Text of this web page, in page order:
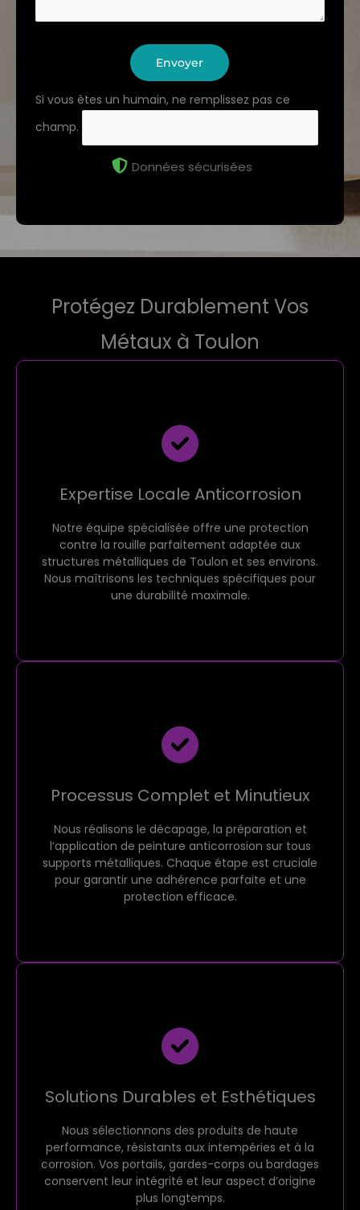
Envoyer
Si vous êtes un humain, ne remplissez pas ce
champ.
Données sécurisées
Protégez Durablement Vos
Métaux à Toulon
Expertise Locale Anticorrosion
Notre équipe spécialisée offre une protection
contre la rouille parfaitement adaptée aux
structures métalliques de Toulon et ses environs.
Nous maîtrisons les techniques spécifiques pour
une durabilité maximale.
Processus Complet et Minutieux
Nous réalisons le décapage, la préparation et
l’application de peinture anticorrosion sur tous
supports métalliques. Chaque étape est cruciale
pour garantir une adhérence parfaite et une
protection efficace.
Solutions Durables et Esthétiques
Nous sélectionnons des produits de haute
performance, résistants aux intempéries et à la
corrosion. Vos portails, gardes-corps ou bardages
conservent leur intégrité et leur aspect d’origine
plus longtemps.